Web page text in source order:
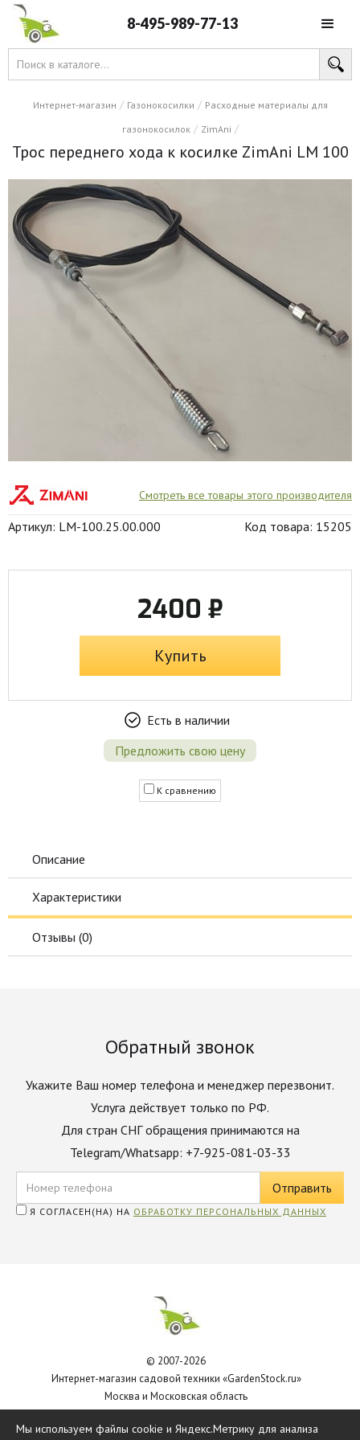
8-495-989-77-13
Интернет-магазин / Газонокосилки / Расходные материалы для
газонокосилок / ZimAni /
Трос переднего хода к косилке ZimAni LM 100
Смотреть все товары этого производителя
Артикул: LM-100.25.00.000 Код товара: 15205
2400 ₽
Купить
Есть в наличии
Предложить свою цену
К сравнению
Описание
Характеристики
Отзывы (0)
Обратный звонок
Укажите Ваш номер телефона и менеджер перезвонит.
Услуга действует только по РФ.
Для стран СНГ обращения принимаются на
Telegram/Whatsapp: +7-925-081-03-33
Я СОГЛАСЕН(НА) НА ОБРАБОТКУ ПЕРСОНАЛЬНЫХ ДАННЫХ
© 2007-2026
Интернет-магазин садовой техники «GardenStock.ru»
Москва и Московская область
Мы используем файлы cookie и Яндекс.Метрику для анализа